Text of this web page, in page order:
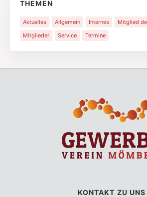
THEMEN
Aktuelles Allgemein Internes
Mitglied
Mitglieder
Service Termine
KONTAKT ZU UNS